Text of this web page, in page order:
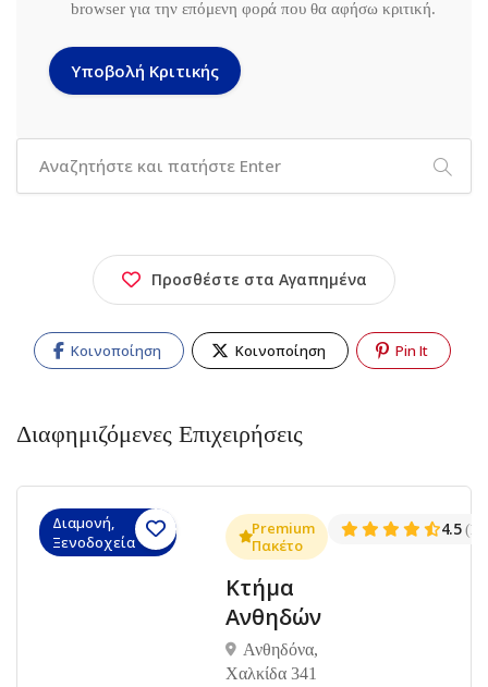
browser για την επόμενη φορά που θα αφήσω κριτική.
Προσθέστε στα Αγαπημένα
Κοινοποίηση Κοινοποίηση Pin It
Διαφημιζόμενες Επιχειρήσεις
(1381)
Διαμονή,
Ξενοδοχεία
Premium
Πακέτο
Κτήμα
Ανθηδών
Ανθηδόνα,
Χαλκίδα 341
4.5